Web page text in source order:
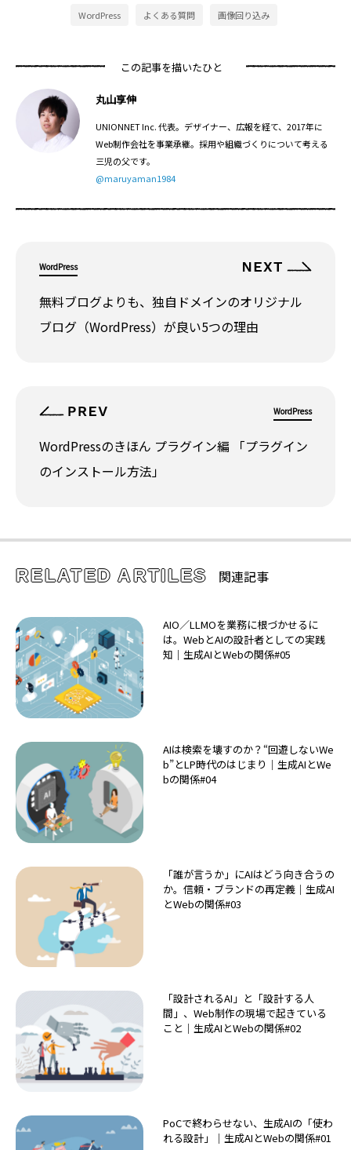
WordPress よくある質問 画像回り込み
この記事を描いたひと
丸山享伸
UNIONNET Inc. 代表。デザイナー、広報を経て、2017年に
Web制作会社を事業承継。採用や組織づくりについて考える
三児の父です。
@maruyaman1984
WordPress
無料ブログよりも、独自ドメインのオリジナル
ブログ（WordPress）が良い5つの理由
WordPress
WordPressのきほん プラグイン編 「プラグイン
のインストール方法」
RELATED ARTILES 関連記事
AIO／LLMOを業務に根づかせるに
は。WebとAIの設計者としての実践
知｜生成AIとWebの関係#05
AIは検索を壊すのか？“回遊しないWe
b”とLP時代のはじまり｜生成AIとWe
bの関係#04
「誰が言うか」にAIはどう向き合うの
か。信頼・ブランドの再定義｜生成AI
とWebの関係#03
「設計されるAI」と「設計する人
間」、Web制作の現場で起きている
こと｜生成AIとWebの関係#02
PoCで終わらせない、生成AIの「使わ
れる設計」｜生成AIとWebの関係#01